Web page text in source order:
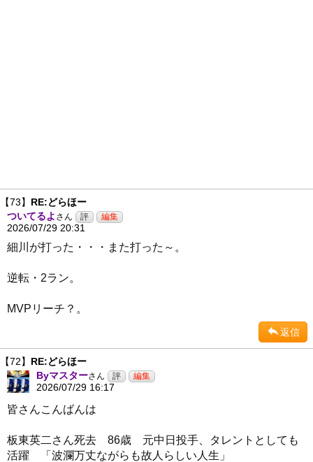
【73】 RE:どらほー
ついてるよ さん
2026/07/29 20:31
細川が打った・・・また打った～。
逆転・2ラン。
MVPリーチ？。
返信
【72】 RE:どらほー
Byマスターさん
2026/07/29 16:17
皆さんこんばんは
板東英二さん死去 86歳 元中日投手、タレントとしても
活躍 「波瀾万丈ながらも故人らしい人生」